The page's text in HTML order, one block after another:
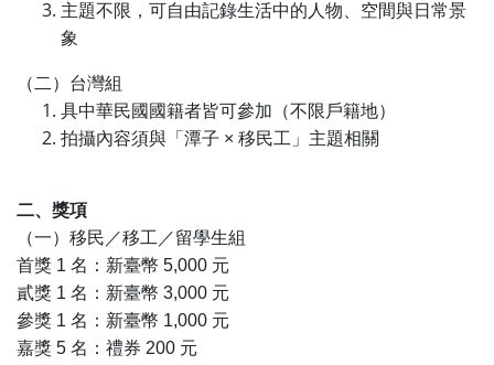
主題不限，可自由記錄生活中的人物、空間與日常景
象
（二）台灣組
具中華民國國籍者皆可參加（不限戶籍地）
拍攝內容須與「潭子 × 移民工」主題相關
二、獎項
（一）移民／移工／留學生組
首獎 1 名：新臺幣 5,000 元
貳獎 1 名：新臺幣 3,000 元
參獎 1 名：新臺幣 1,000 元
嘉獎 5 名：禮券 200 元